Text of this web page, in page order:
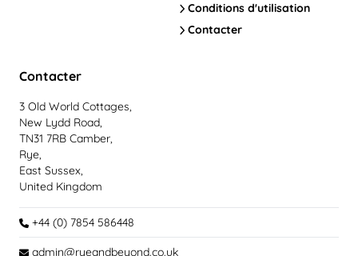
Conditions d'utilisation
Contacter
Contacter
3 Old World Cottages,
New Lydd Road,
TN31 7RB Camber,
Rye,
East Sussex,
United Kingdom
+44 (0) 7854 586448
admin@ryeandbeyond.co.uk